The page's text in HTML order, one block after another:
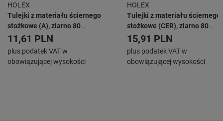
HOLEX
Tulejki z materiału ściernego
stożkowe (A), ziarno 80
średnie, Największa ⌀ ×
szerokość tulei: 20X63mm
11,61 PLN
plus podatek VAT w
obowiązującej wysokości
HOLEX
Tulejki z materiału ściernego
stożkowe (CER), ziarno 80
średnie, Największa ⌀ ×
szerokość tulei: 20X63mm
15,91 PLN
plus podatek VAT w
obowiązującej wysokości